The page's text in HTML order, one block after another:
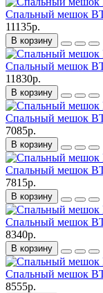
Спальный мешок
11135р.
В корзину
Спальный мешок
11830р.
В корзину
Спальный мешок
7085р.
В корзину
Спальный мешок
7815р.
В корзину
Спальный мешок
8340р.
В корзину
Спальный мешок
8555р.